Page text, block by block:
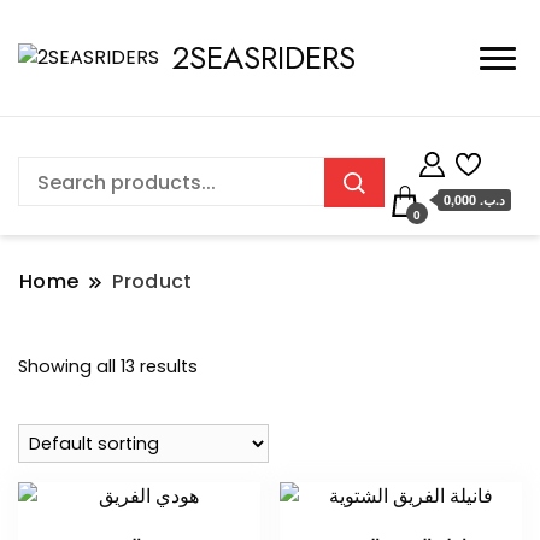
2SEASRIDERS
0
0,000 .د.ب
Home Product
Showing all 13 results